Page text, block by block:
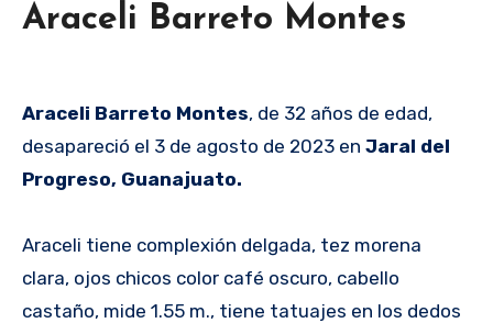
Araceli Barreto Montes
Araceli Barreto Montes, de 32 años de edad,
desapareció el 3 de agosto de 2023 en Jaral del
Progreso, Guanajuato.
Araceli tiene complexión delgada, tez morena
clara, ojos chicos color café oscuro, cabello
castaño, mide 1.55 m., tiene tatuajes en los dedos